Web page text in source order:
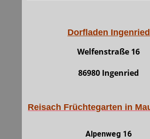
Dorfladen Ingenried
Welfenstraße 16
86980 Ingenried
Reisach Früchtegarten in
Alpenweg 16